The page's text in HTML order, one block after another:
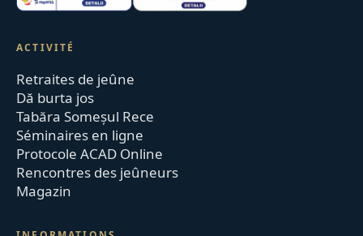
ACTIVITÉ
Retraites de jeûne
Dă burta jos
Tabăra Someșul Rece
Séminaires en ligne
Protocole ACAD Online
Rencontres des jeûneurs
Magazin